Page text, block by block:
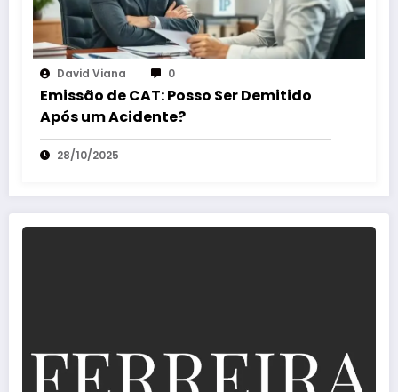
David Viana 0
Emissão de CAT: Posso Ser Demitido
Após um Acidente?
28/10/2025